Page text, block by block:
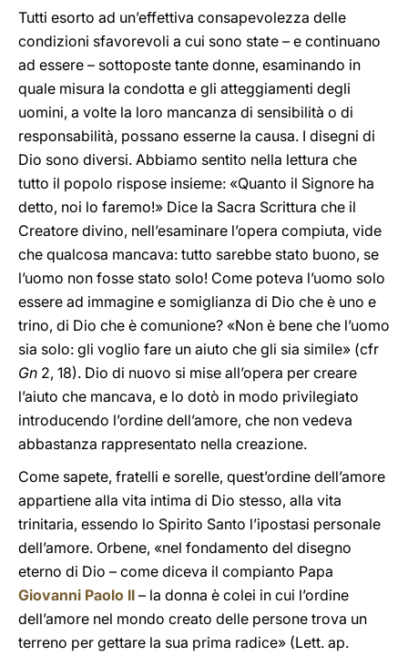
Tutti esorto ad un’effettiva consapevolezza delle
condizioni sfavorevoli a cui sono state – e continuano
ad essere – sottoposte tante donne, esaminando in
quale misura la condotta e gli atteggiamenti degli
uomini, a volte la loro mancanza di sensibilità o di
responsabilità, possano esserne la causa. I disegni di
Dio sono diversi. Abbiamo sentito nella lettura che
tutto il popolo rispose insieme: «Quanto il Signore ha
detto, noi lo faremo!» Dice la Sacra Scrittura che il
Creatore divino, nell’esaminare l’opera compiuta, vide
che qualcosa mancava: tutto sarebbe stato buono, se
l’uomo non fosse stato solo! Come poteva l’uomo solo
essere ad immagine e somiglianza di Dio che è uno e
trino, di Dio che è comunione? «Non è bene che l’uomo
sia solo: gli voglio fare un aiuto che gli sia simile» (cfr
Gn 2, 18). Dio di nuovo si mise all’opera per creare
l’aiuto che mancava, e lo dotò in modo privilegiato
introducendo l’ordine dell’amore, che non vedeva
abbastanza rappresentato nella creazione.
Come sapete, fratelli e sorelle, quest’ordine dell’amore
appartiene alla vita intima di Dio stesso, alla vita
trinitaria, essendo lo Spirito Santo l’ipostasi personale
dell’amore. Orbene, «nel fondamento del disegno
eterno di Dio – come diceva il compianto Papa
Giovanni Paolo II – la donna è colei in cui l’ordine
dell’amore nel mondo creato delle persone trova un
terreno per gettare la sua prima radice» (Lett. ap.